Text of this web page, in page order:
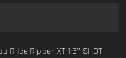
R Ice Ripper XT 1.5'' SHOT